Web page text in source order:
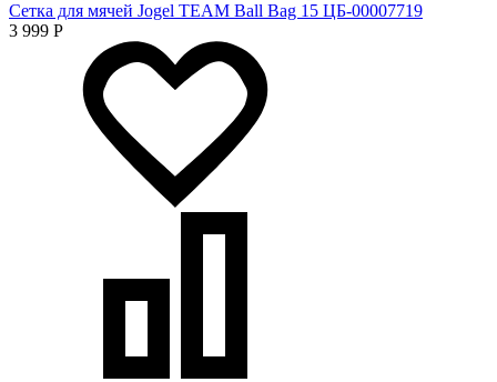
Сетка для мячей Jogel TEAM Ball Bag 15 ЦБ-00007719
3 999 Р